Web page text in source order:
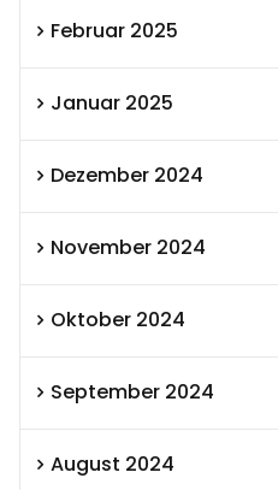
Februar 2025
Januar 2025
Dezember 2024
November 2024
Oktober 2024
September 2024
August 2024